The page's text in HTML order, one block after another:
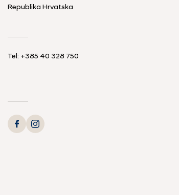
Republika Hrvatska
Tel: +385 40 328 750